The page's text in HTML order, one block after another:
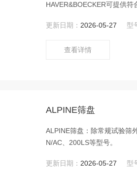
HAVER&BOECKER可提供
更新日期： 2026-05-27 型
查看详情
ALPINE筛盘
ALPINE筛盘：除常规试验筛
N/AC、200LS等型号。
更新日期： 2026-05-27 型